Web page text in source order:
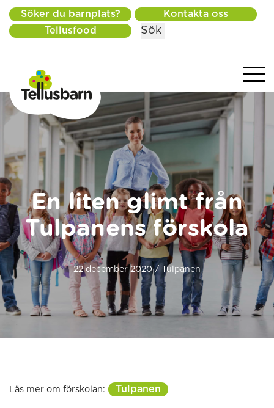
Söker du barnplats?
Kontakta oss
Tellusfood
Sök
En liten glimt från
Tulpanens förskola
22 december 2020 / Tulpanen
Läs mer om förskolan: Tulpanen